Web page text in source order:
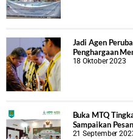
Jadi Agen
Penghargaan
18 Oktober 2023
Buka MTQ
Sampaikan Pesan
21 September